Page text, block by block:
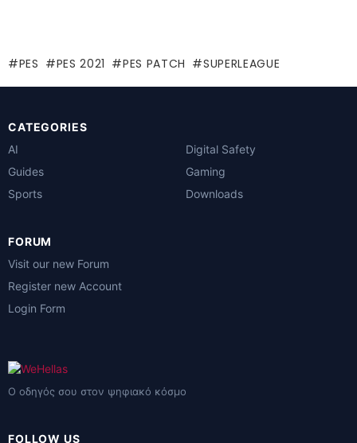
PES PES 2021 PES PATCH SUPERLEAGUE
CATEGORIES
AI
Digital Safety
Guides
Gaming
Sports
Downloads
FORUM
Visit our new Forum
Register new Account
Login Form
Ο οδηγός σου στον ψηφιακό κόσμο
FOLLOW US